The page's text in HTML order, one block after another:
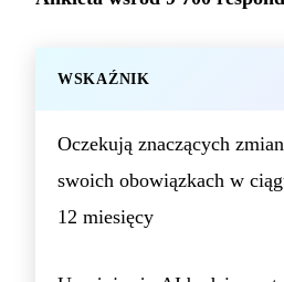
WSKAŹNIK
Oczekują znaczących
swoich obowiązkach w
12 miesięcy